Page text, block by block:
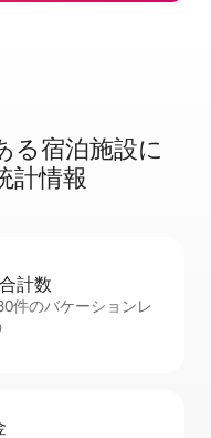
る宿⁠泊⁠施⁠設⁠に
計⁠情⁠報
計⁠数
件のバケーションレ